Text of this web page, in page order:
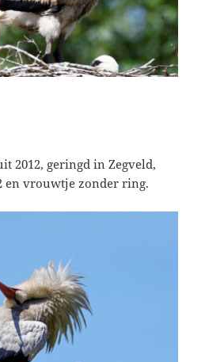
2012, geringd in Zegveld,
en vrouwtje zonder ring.